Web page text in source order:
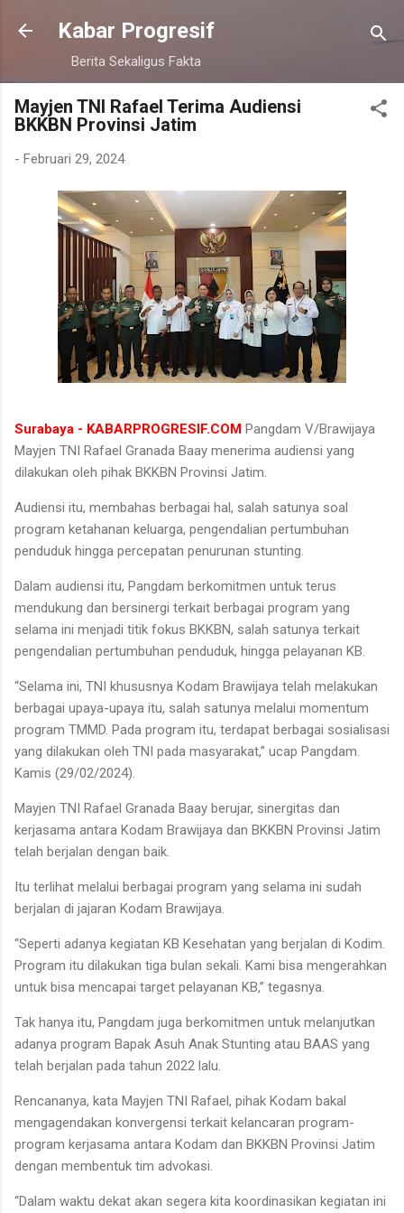
Langsung ke konten utama
Kabar Progresif
Berita Sekaligus Fakta
Mayjen TNI Rafael Terima Audiensi
BKKBN Provinsi Jatim
- Februari 29, 2024
Surabaya - KABARPROGRESIF.COM Pangdam V/Brawijaya
Mayjen TNI Rafael Granada Baay menerima audiensi yang
dilakukan oleh pihak BKKBN Provinsi Jatim.
Audiensi itu, membahas berbagai hal, salah satunya soal
program ketahanan keluarga, pengendalian pertumbuhan
penduduk hingga percepatan penurunan stunting.
Dalam audiensi itu, Pangdam berkomitmen untuk terus
mendukung dan bersinergi terkait berbagai program yang
selama ini menjadi titik fokus BKKBN, salah satunya terkait
pengendalian pertumbuhan penduduk, hingga pelayanan KB.
“Selama ini, TNI khususnya Kodam Brawijaya telah melakukan
berbagai upaya-upaya itu, salah satunya melalui momentum
program TMMD. Pada program itu, terdapat berbagai sosialisasi
yang dilakukan oleh TNI pada masyarakat,” ucap Pangdam.
Kamis (29/02/2024).
Mayjen TNI Rafael Granada Baay berujar, sinergitas dan
kerjasama antara Kodam Brawijaya dan BKKBN Provinsi Jatim
telah berjalan dengan baik.
Itu terlihat melalui berbagai program yang selama ini sudah
berjalan di jajaran Kodam Brawijaya.
“Seperti adanya kegiatan KB Kesehatan yang berjalan di Kodim.
Program itu dilakukan tiga bulan sekali. Kami bisa mengerahkan
untuk bisa mencapai target pelayanan KB,” tegasnya.
Tak hanya itu, Pangdam juga berkomitmen untuk melanjutkan
adanya program Bapak Asuh Anak Stunting atau BAAS yang
telah berjalan pada tahun 2022 lalu.
Rencananya, kata Mayjen TNI Rafael, pihak Kodam bakal
mengagendakan konvergensi terkait kelancaran program-
program kerjasama antara Kodam dan BKKBN Provinsi Jatim
dengan membentuk tim advokasi.
“Dalam waktu dekat akan segera kita koordinasikan kegiatan ini